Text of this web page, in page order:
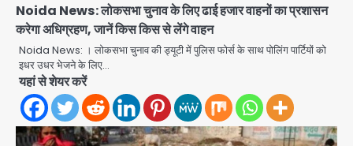
Noida News: लोकसभा चुनाव के लिए ढाई हजार वाहनों का प्रशासन
करेगा अधिग्रहण, जानें किस किस से लेंगे वाहन
Noida News: । लोकसभा चुनाव की ड्यूटी में पुलिस फोर्स के साथ पोलिंग पार्टियों को
इधर उधर भेजने के लिए…
यहां से शेयर करें
2
मोबाइल स्नैचर गैंग का मास्टरमाइंड, जीरा-बॉल
बेचने वालों को बेचता था चोरी के फोन; 8
गिरफ्तार, 98 मोबाइल और 450 पार्ट्स बरामद
Avinash Kumar